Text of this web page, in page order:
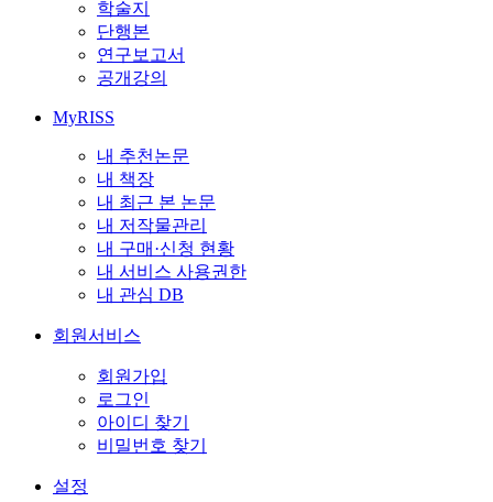
학술지
단행본
연구보고서
공개강의
MyRISS
내 추천논문
내 책장
내 최근 본 논문
내 저작물관리
내 구매·신청 현황
내 서비스 사용권한
내 관심 DB
회원서비스
회원가입
로그인
아이디 찾기
비밀번호 찾기
설정